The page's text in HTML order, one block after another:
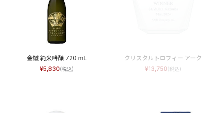
金鯱 純米吟醸 720 mL
5,830
クリスタルトロフィー アーク
13,750